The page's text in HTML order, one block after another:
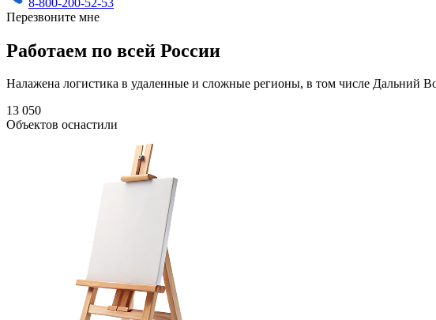
Перезвоните мне
Работаем по всей России
Налажена логистика в удаленные и сложные регионы, в том числе Дальний
13 050
Объектов оснастили